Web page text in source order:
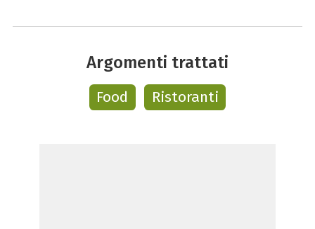
Argomenti trattati
Food Ristoranti